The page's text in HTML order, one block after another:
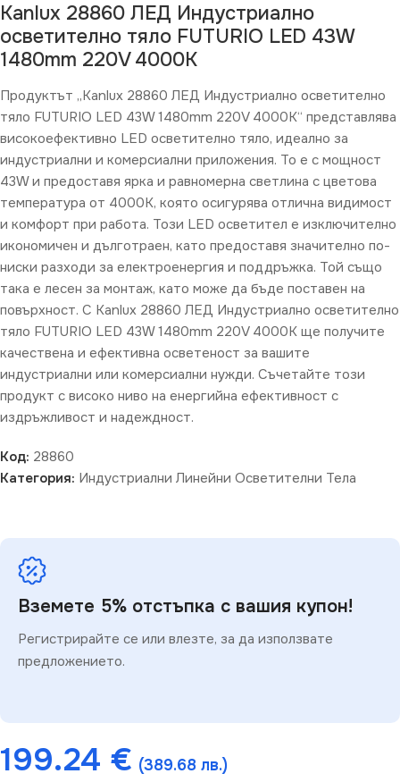
Kanlux 28860 ЛЕД Индустриално
осветително тяло FUTURIO LED 43W
1480mm 220V 4000K
Продуктът „Kanlux 28860 ЛЕД Индустриално осветително
тяло FUTURIO LED 43W 1480mm 220V 4000K“ представлява
високоефективно LED осветително тяло, идеално за
индустриални и комерсиални приложения. То е с мощност
43W и предоставя ярка и равномерна светлина с цветова
температура от 4000K, която осигурява отлична видимост
и комфорт при работа. Този LED осветител е изключително
икономичен и дълготраен, като предоставя значително по-
ниски разходи за електроенергия и поддръжка. Той също
така е лесен за монтаж, като може да бъде поставен на
повърхност. С Kanlux 28860 ЛЕД Индустриално осветително
тяло FUTURIO LED 43W 1480mm 220V 4000K ще получите
качествена и ефективна осветеност за вашите
индустриални или комерсиални нужди. Съчетайте този
продукт с високо ниво на енергийна ефективност с
издръжливост и надеждност.
Код: 28860
Категория: Индустриални Линейни Осветителни Тела
Вземете 5% отстъпка с вашия купон!
Регистрирайте се или влезте, за да използвате
предложението.
199.24 € (389.68 лв.)